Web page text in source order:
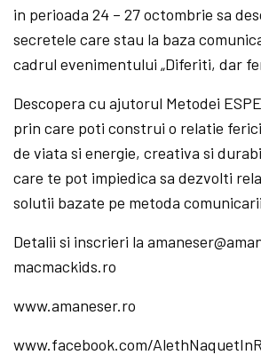
in perioada 24 – 27 octombrie sa
secretele care stau la baza
cadrul evenimentului „Diferiti, dar
Descopera cu ajutorul Metodei
prin care poti construi o relatie
de viata si energie, creativa si
care te pot impiedica sa dezvolti
solutii bazate pe metoda
Detalii si inscrieri la
macmackids.ro
www.amaneser.ro
www.facebook.com/